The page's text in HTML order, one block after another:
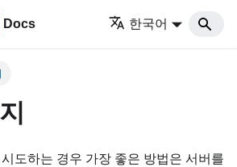
Docs 한국어
도하는 경우 가장 좋은 방법은 서버를